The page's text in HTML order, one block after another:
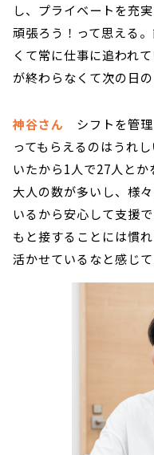
し、プライベートを充
頑張ろう！って思える
くて常に仕事に追われ
が終わらなくて次の日
神谷さん シフトを管
ってもらえるのはうれ
いたから1人で27人と
大人の数が多いし、様
いるから安心して支援
もと接することには慣
活かせているなと感じて